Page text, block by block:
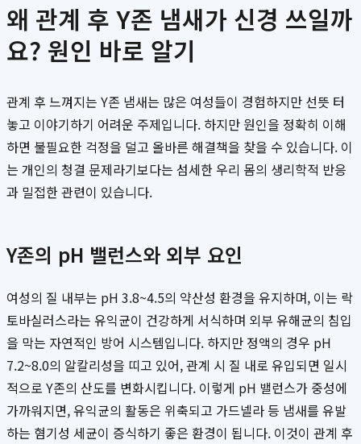
왜 관계 후 Y존 냄새가 신경 쓰일까
요? 원인 바로 알기
관계 후 느껴지는 Y존 냄새는 많은 여성들이 경험하지만 선뜻 터
놓고 이야기하기 어려운 주제입니다. 하지만 원인을 정확히 이해
하면 불필요한 걱정을 덜고 올바른 해결책을 찾을 수 있습니다. 이
는 개인의 청결 문제라기보다는 섬세한 우리 몸의 생리학적 반응
과 밀접한 관련이 있습니다.
Y존의 pH 밸런스와 외부 요인
여성의 질 내부는 pH 3.8~4.5의 약산성 환경을 유지하며, 이는 락
토바실러스라는 유익균이 건강하게 서식하며 외부 유해균의 침입
을 막는 자연적인 방어 시스템입니다. 하지만 정액의 경우 pH
7.2~8.0의 알칼리성을 띠고 있어, 관계 시 질 내로 유입되면 일시
적으로 Y존의 산도를 변화시킵니다. 이렇게 pH 밸런스가 중성에
가까워지면, 유익균의 활동은 위축되고 가드넬라 등 냄새를 유발
하는 혐기성 세균이 증식하기 좋은 환경이 됩니다. 이것이 관계 후